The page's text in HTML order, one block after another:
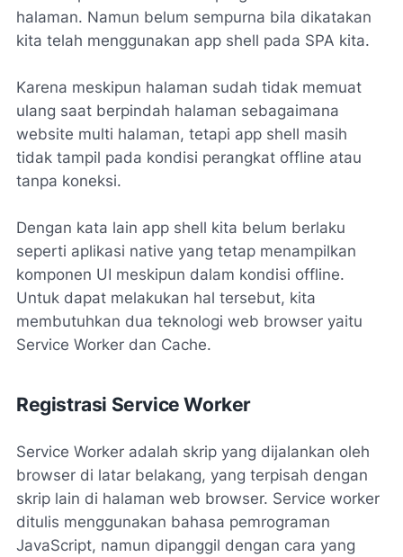
halaman. Namun belum sempurna bila dikatakan
kita telah menggunakan app shell pada SPA kita.
Karena meskipun halaman sudah tidak memuat
ulang saat berpindah halaman sebagaimana
website multi halaman, tetapi app shell masih
tidak tampil pada kondisi perangkat offline atau
tanpa koneksi.
Dengan kata lain app shell kita belum berlaku
seperti aplikasi native yang tetap menampilkan
komponen UI meskipun dalam kondisi offline.
Untuk dapat melakukan hal tersebut, kita
membutuhkan dua teknologi web browser yaitu
Service Worker dan Cache.
Registrasi Service Worker
Service Worker adalah skrip yang dijalankan oleh
browser di latar belakang, yang terpisah dengan
skrip lain di halaman web browser. Service worker
ditulis menggunakan bahasa pemrograman
JavaScript, namun dipanggil dengan cara yang